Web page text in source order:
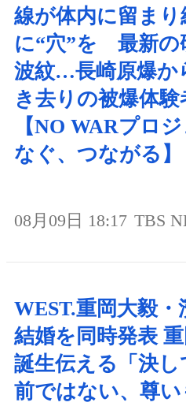
線が体内に留まり
に“穴”を 最新の
波紋…長崎原爆
き去りの被爆体験
【NO WARプロ
なぐ、つながる】
08月09日 18:17 TBS
WEST.重岡大毅・
結婚を同時発表
誕生伝える「決し
前ではない、尊い